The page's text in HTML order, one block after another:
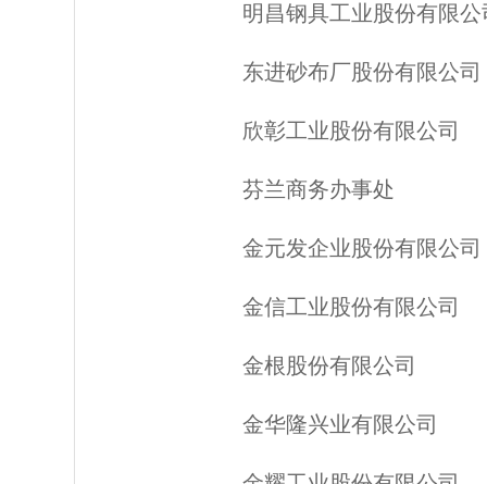
明昌钢具工业股份有限公
东进砂布厂股份有限公司
欣彰工业股份有限公司
芬兰商务办事处
金元发企业股份有限公司
金信工业股份有限公司
金根股份有限公司
金华隆兴业有限公司